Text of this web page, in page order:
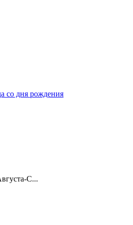
со дня рождения
С...